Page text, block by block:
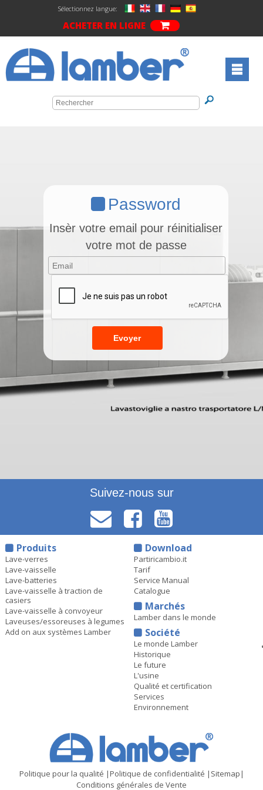
Sélectionnez langue:
ACHETER EN LIGNE
Password
Insèr votre email pour réinitialiser
votre mot de passe
Suivez-nous sur
Produits
Lave-verres
Lave-vaisselle
Lave-batteries
Lave-vaisselle à traction de
casiers
Lave-vaisselle à convoyeur
Laveuses/essoreuses à legumes
Add on aux systèmes Lamber
Download
Partiricambio.it
Tarif
Service Manual
Catalogue
Marchés
Lamber dans le monde
Société
Le monde Lamber
Historique
Le future
L'usine
Qualité et certification
Services
Environnement
Politique pour la qualité |Politique de confidentialité | Sitemap|
Conditions générales de Vente